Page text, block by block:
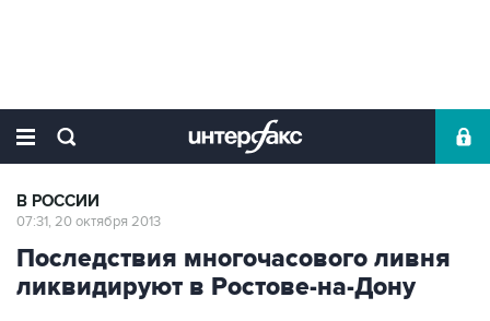
В РОССИИ
07:31, 20 октября 2013
Последствия многочасового ливня
ликвидируют в Ростове-на-Дону